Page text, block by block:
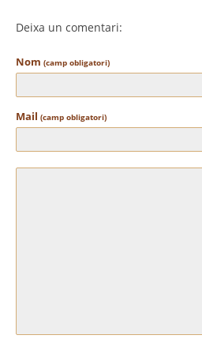
Deixa un comentari:
Nom (camp obligatori)
Mail (camp obligatori)